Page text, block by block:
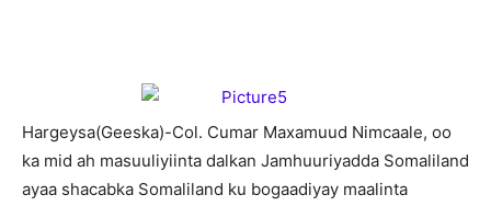
Hargeysa(Geeska)-Col. Cumar Maxamuud Nimcaale, oo
ka mid ah masuuliyiinta dalkan Jamhuuriyadda Somaliland
ayaa shacabka Somaliland ku bogaadiyay maalinta